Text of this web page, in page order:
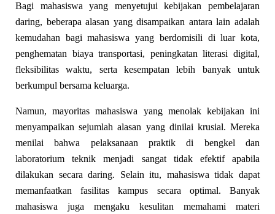
Bagi mahasiswa yang menyetujui kebijakan pembelajaran
daring, beberapa alasan yang disampaikan antara lain adalah
kemudahan bagi mahasiswa yang berdomisili di luar kota,
penghematan biaya transportasi, peningkatan literasi digital,
fleksibilitas waktu, serta kesempatan lebih banyak untuk
berkumpul bersama keluarga.
Namun, mayoritas mahasiswa yang menolak kebijakan ini
menyampaikan sejumlah alasan yang dinilai krusial. Mereka
menilai bahwa pelaksanaan praktik di bengkel dan
laboratorium teknik menjadi sangat tidak efektif apabila
dilakukan secara daring. Selain itu, mahasiswa tidak dapat
memanfaatkan fasilitas kampus secara optimal. Banyak
mahasiswa juga mengaku kesulitan memahami materi